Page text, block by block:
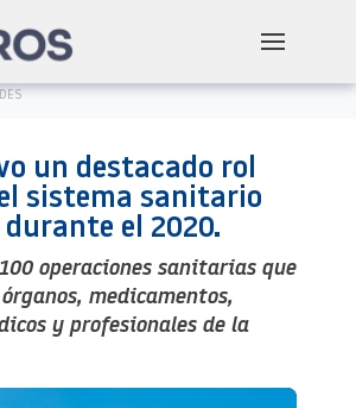
un destacado rol
sistema sanitario
el 2020.
operaciones sanitarias que
medicamentos,
y profesionales de la